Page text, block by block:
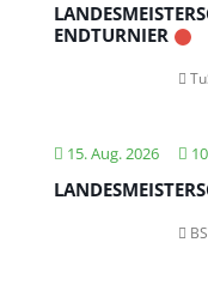
ENDTURNIER
15. Aug. 2026